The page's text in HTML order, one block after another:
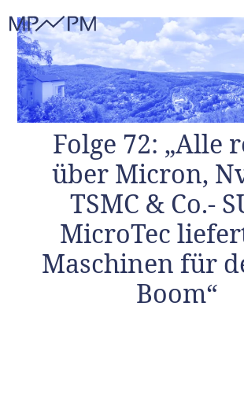
Folge 72: „Alle
über Micron,
TSMC & Co.-
MicroTec
Maschinen für
Boom“